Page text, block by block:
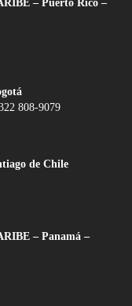
– Puerto Rico –
808-9079
de Chile
– Panamá –